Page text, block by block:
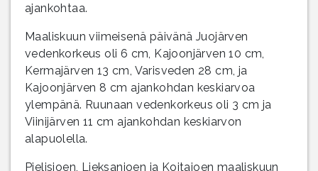
ajankohtaa.
Maaliskuun viimeisenä päivänä Juojärven
vedenkorkeus oli 6 cm, Kajoonjärven 10 cm,
Kermajärven 13 cm, Varisveden 28 cm, ja
Kajoonjärven 8 cm ajankohdan keskiarvoa
ylempänä. Ruunaan vedenkorkeus oli 3 cm ja
Viinijärven 11 cm ajankohdan keskiarvon
alapuolella.
Pielisjoen, Lieksanjoen ja Koitajoen maaliskuun